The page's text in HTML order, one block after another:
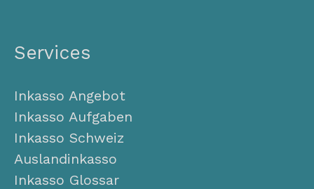
Services
Inkasso Angebot
Inkasso Aufgaben
Inkasso Schweiz
Auslandinkasso
Inkasso Glossar